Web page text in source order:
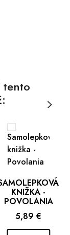
tento
KNIŽKA -
POVOLANIA
Cena
5,89 €